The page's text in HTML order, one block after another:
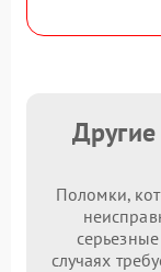
Поломки,
случаях